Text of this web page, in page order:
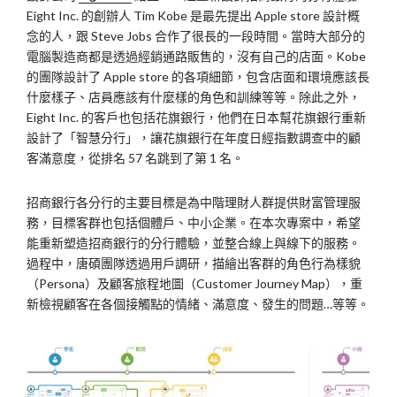
Eight Inc. 的創辦人 Tim Kobe 是最先提出 Apple store 設計概
念的人，跟 Steve Jobs 合作了很長的一段時間。當時大部分的
電腦製造商都是透過經銷通路販售的，沒有自己的店面。Kobe
的團隊設計了 Apple store 的各項細節，包含店面和環境應該長
什麼樣子、店員應該有什麼樣的角色和訓練等等。除此之外，
Eight Inc. 的客戶也包括花旗銀行，他們在日本幫花旗銀行重新
設計了「智慧分行」，讓花旗銀行在年度日經指數調查中的顧
客滿意度，從排名 57 名跳到了第 1 名。
招商銀行各分行的主要目標是為中階理財人群提供財富管理服
務，目標客群也包括個體戶、中小企業。在本次專案中，希望
能重新塑造招商銀行的分行體驗，並整合線上與線下的服務。
過程中，唐碩團隊透過用戶調研，描繪出客群的角色行為樣貌
（Persona）及顧客旅程地圖（Customer Journey Map），重
新檢視顧客在各個接觸點的情緒、滿意度、發生的問題…等等。